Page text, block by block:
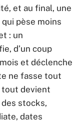
et au final, une
pèse moins
: un
d’un coup
et déclenche
ne fasse tout
tout devient
stocks,
dates